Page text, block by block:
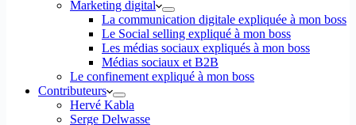
Marketing digital
La communication digitale expliquée à mon boss
Le Social selling expliqué à mon boss
Les médias sociaux expliqués à mon boss
Médias sociaux et B2B
Le confinement expliqué à mon boss
Contributeurs
Hervé Kabla
Serge Delwasse